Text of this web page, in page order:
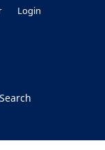
Search
Login